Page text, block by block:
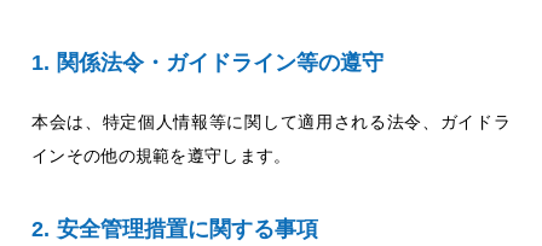
関係法令・ガイドライン等の遵守
本会は、特定個人情報等に関して適用される法令、ガイドラ
インその他の規範を遵守します。
安全管理措置に関する事項